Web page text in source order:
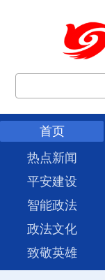
首页
热点新闻
平安建设
智能政法
政法文化
致敬英雄